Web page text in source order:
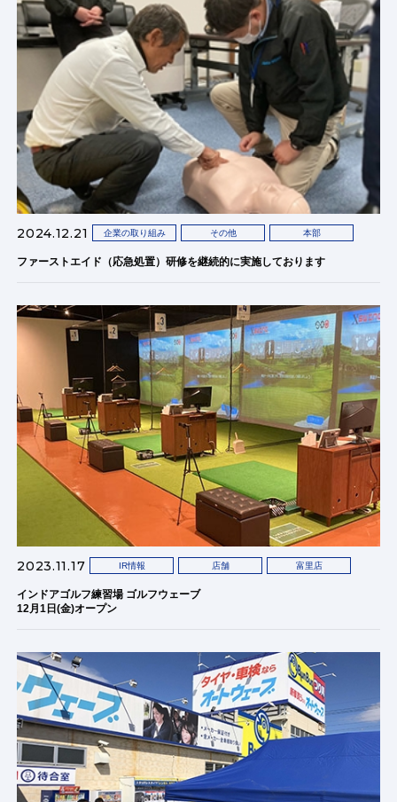
2024.12.21 企業の取り組み その他 本部
ファーストエイド（応急処置）研修を継続的に実施しております
2023.11.17 IR情報 店舗 富里店
インドアゴルフ練習場 ゴルフウェーブ
12月1日(金)オープン